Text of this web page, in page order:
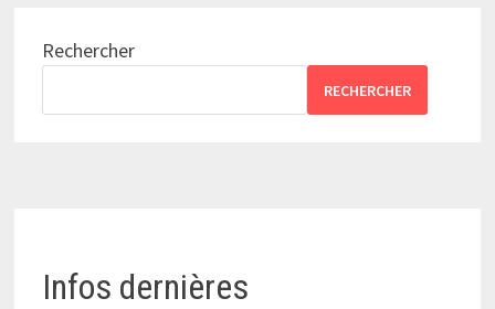
Rechercher
RECHERCHER
Infos dernières